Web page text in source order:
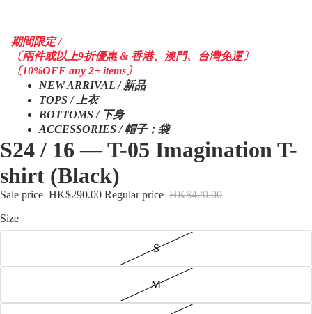
期間限定 /
〔兩件或以上9折優惠 & 香港、澳門、台灣免運〕
〔10%OFF any 2+ items〕
NEW ARRIVAL / 新品
TOPS / 上衣
BOTTOMS / 下身
ACCESSORIES / 帽子；袋
S24 / 16 — T-05 Imagination T-
shirt (Black)
Sale price HK$290.00 Regular price HK$420.00
Size
S
M